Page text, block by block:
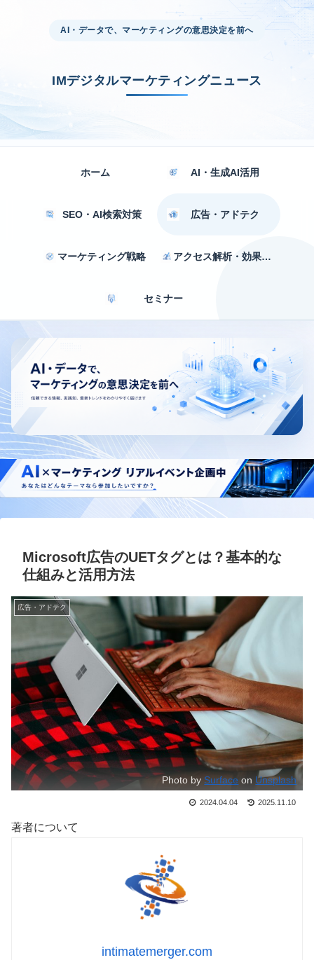
AI・データで、マーケティングの意思決定を前へ
IMデジタルマーケティングニュース
ホーム AI・生成AI活用
SEO・AI検索対策 広告・アドテク
マーケティング戦略 アクセス解析・効果測定
セミナー
Microsoft広告のUETタグとは？基本的な
仕組みと活用方法
広告・アドテク
Photo bySurface on Unsplash
2024.04.04 2025.11.10
著者について
intimatemerger.com